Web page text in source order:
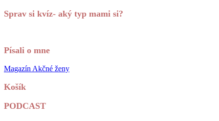
Sprav si kvíz- aký typ mami si?
Písali o mne
Magazín Akčné ženy
Košík
PODCAST